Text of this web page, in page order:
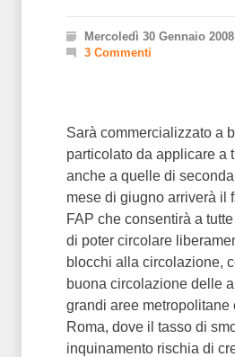
Mercoledì 30 Gennaio
3 Commenti
Sarà commercializzato a
particolato da applicare a
anche a quelle di seconda
mese di giugno arriverà il
FAP che consentirà a
di poter circolare
blocchi alla circolazione,
buona circolazione delle
grandi aree metropolitane
Roma, dove il tasso di
inquinamento rischia di